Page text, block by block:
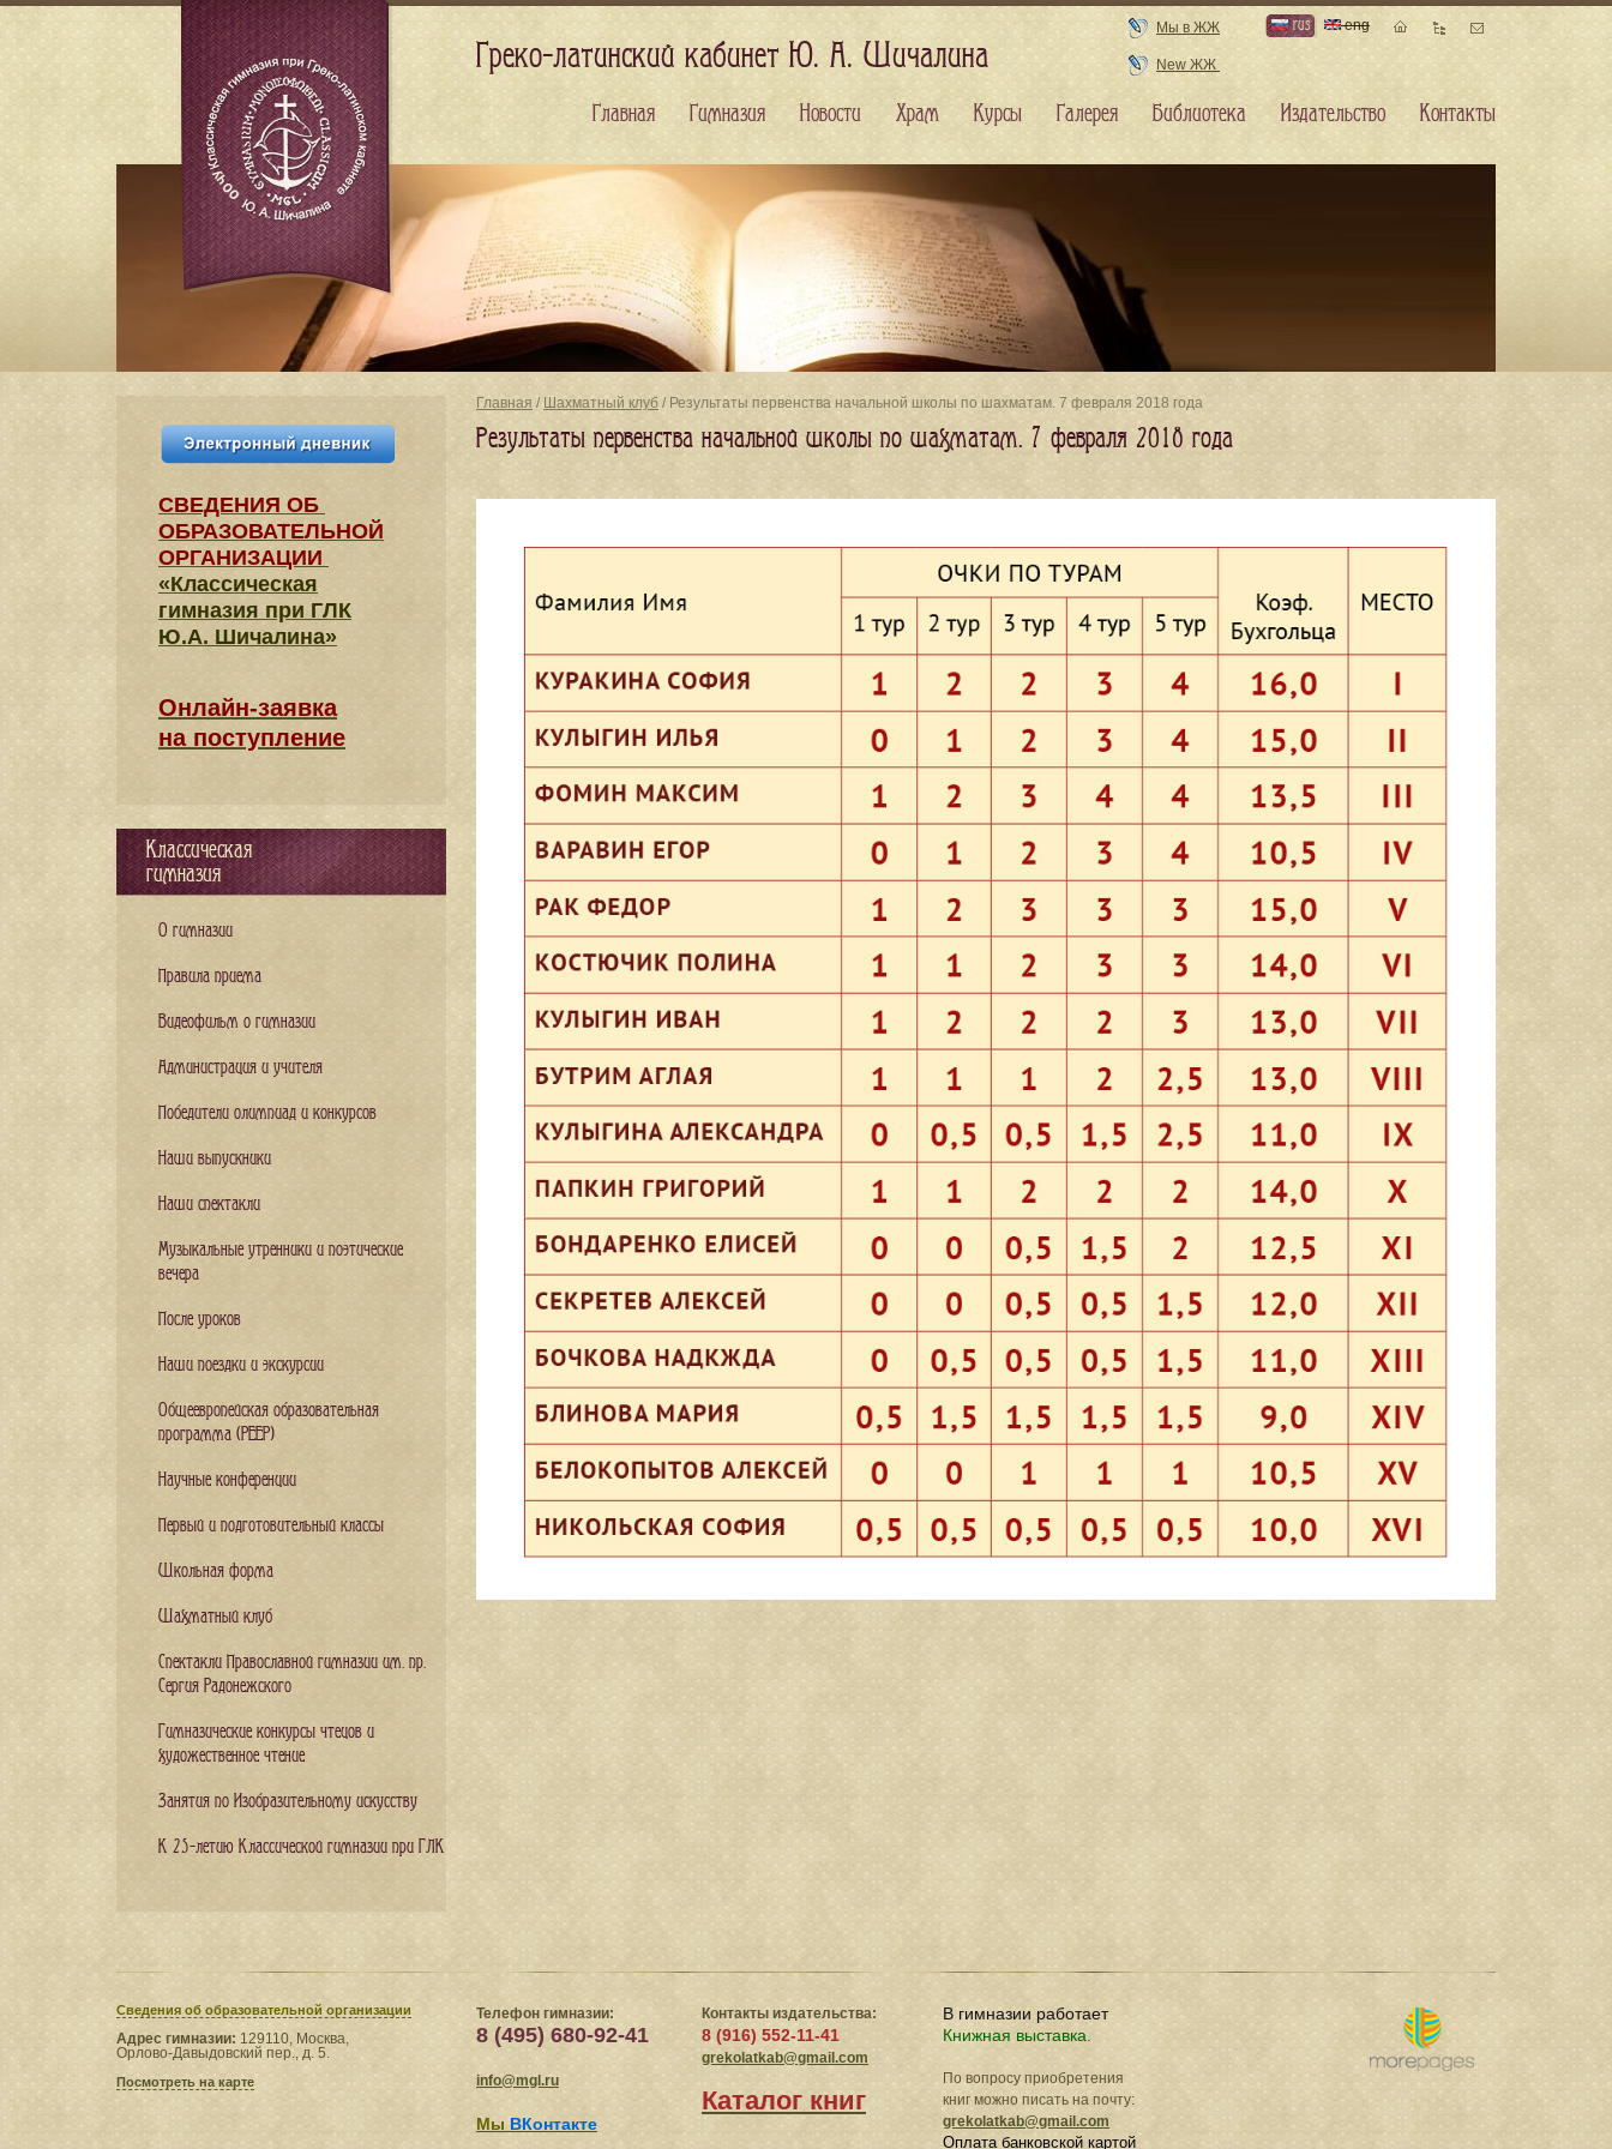
Главная / Шахматный клуб / Результаты первенства начальной школы по шахматам. 7 февраля 2018 года
Результаты первенства начальной школы по шахматам. 7 февраля 2018 года
СВЕДЕНИЯ​ ОБ
ОБРАЗОВАТЕЛЬНОЙ
ОРГАНИЗАЦИИ
«Классическая
гимназия при ГЛК
Ю.А. Шичалина»
Онлайн-заявка
на поступление
Классическая
гимназия
О гимназии
Правила приема
Видеофильм о гимназии
Администрация и учителя
Победители олимпиад и конкурсов
Наши выпускники
Наши спектакли
Музыкальные утренники и поэтические
вечера
После уроков
Наши поездки и экскурсии
Общеевропейская образовательная
программа (PEEP)
Научные конференции
Первый и подготовительный классы
Школьная форма
Шахматный клуб
Спектакли Православной гимназии им. пр.
Сергия Радонежского
Гимназические конкурсы чтецов и
художественное чтение
Занятия по Изобразительному искусству
К 25-летию Классической гимназии при ГЛК
Сведения​ об образовательной организации
Адрес гимназии: 129110, Москва,
Орлово-Давыдовский пер., д. 5.
Посмотреть на карте
Телефон гимназии:
8 (495) 680-92-41
info@mgl.ru
Мы ВКонтакте
Контакты издательства:
8 (916) 552-11-41
grekolatkab@gmail.com
Каталог книг
В гимназии работает
Книжная выставка.
По вопросу приобретения
книг можно писать на почту:
grekolatkab@gmail.com
Оплата банковской картой
Греко-латинский кабинет Ю. А. Шичалина
Мы в ЖЖ
New ЖЖ
rus eng
Главная Гимназия Новости Храм Курсы Галерея Библиотека Издательство Контакты